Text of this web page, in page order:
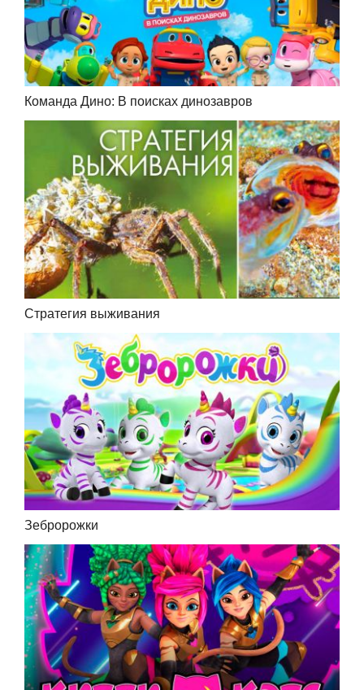
Команда Дино: В поисках динозавров
Стратегия выживания
Зебророжки